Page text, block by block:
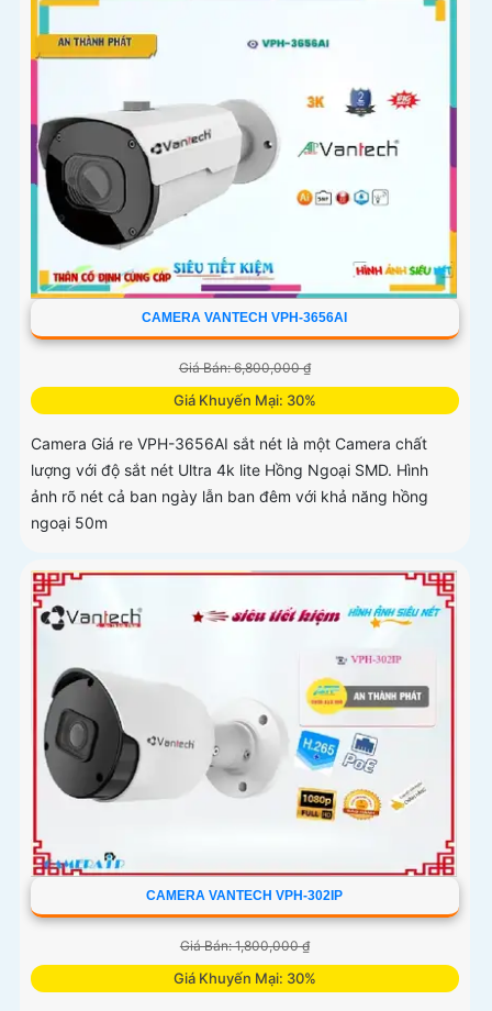
CAMERA VANTECH VPH-3656AI
Giá Bán: 6,800,000 ₫
Giá Khuyến Mại: 30%
Camera Giá re VPH-3656AI sắt nét là một Camera chất
lượng với độ sắt nét Ultra 4k lite Hồng Ngoại SMD. Hình
ảnh rõ nét cả ban ngày lẫn ban đêm với khả năng hồng
ngoại 50m
CAMERA VANTECH VPH-302IP
Giá Bán: 1,800,000 ₫
Giá Khuyến Mại: 30%